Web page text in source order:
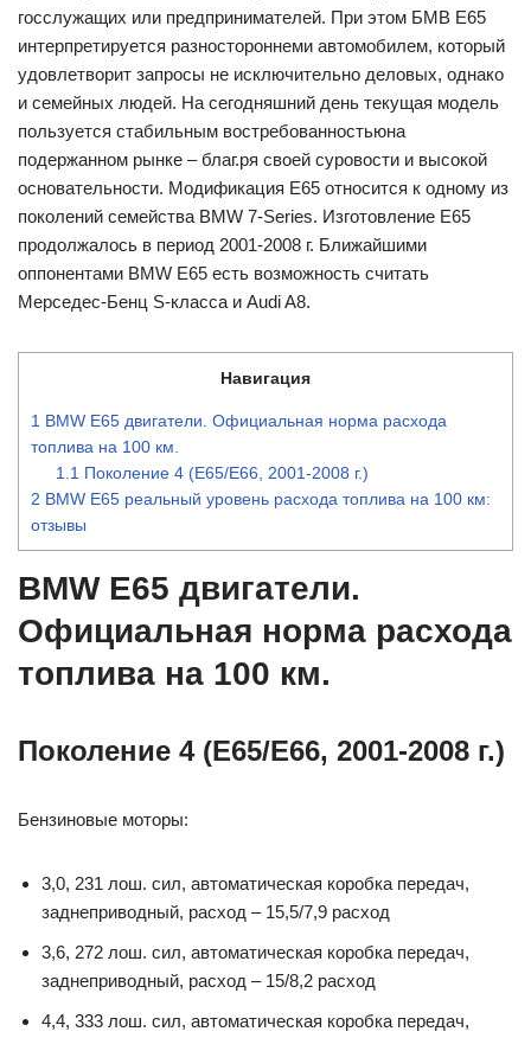
госслужащих или предпринимателей. При этом БМВ Е65
интерпретируется разностороннеми автомобилем, который
удовлетворит запросы не исключительно деловых, однако
и семейных людей. На сегодняшний день текущая модель
пользуется стабильным востребованностьюна
подержанном рынке – благ.ря своей суровости и высокой
основательности. Модификация Е65 относится к одному из
поколений семейства BMW 7-Series. Изготовление Е65
продолжалось в период 2001-2008 г. Ближайшими
оппонентами BMW E65 есть возможность считать
Мерседес-Бенц S-класса и Audi A8.
Навигация
1 BMW E65 двигатели. Официальная норма расхода
топлива на 100 км.
1.1 Поколение 4 (Е65/Е66, 2001-2008 г.)
2 BMW E65 реальный уровень расхода топлива на 100 км:
отзывы
BMW E65 двигатели.
Официальная норма расхода
топлива на 100 км.
Поколение 4 (Е65/Е66, 2001-2008 г.)
Бензиновые моторы:
3,0, 231 лош. сил, автоматическая коробка передач,
заднеприводный, расход – 15,5/7,9 расход
3,6, 272 лош. сил, автоматическая коробка передач,
заднеприводный, расход – 15/8,2 расход
4,4, 333 лош. сил, автоматическая коробка передач,